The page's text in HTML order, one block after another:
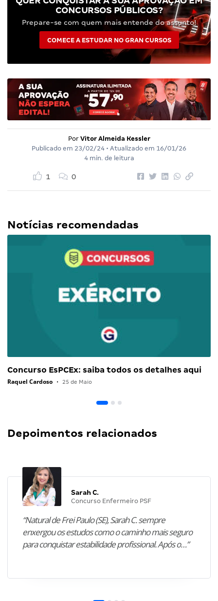
CONCURSOS PÚBLICOS?
Prepare-se com quem mais entende do assunto!
COMECE A ESTUDAR NO GRAN CURSOS
Por Vitor Almeida Kessler
Publicado em 23/02/24 • Atualizado em 16/01/26
4 min. de leitura
1 0
Notícias recomendadas
Concurso EsPCEx: saiba todos os detalhes aqui
Raquel Cardoso • 25 de Maio
Depoimentos relacionados
Sarah C.
Concurso Enfermeiro PSF
“Natural de Frei Paulo (SE), Sarah C. sempre
enxergou os estudos como o caminho mais seguro
para conquistar estabilidade profissional. Após o…”